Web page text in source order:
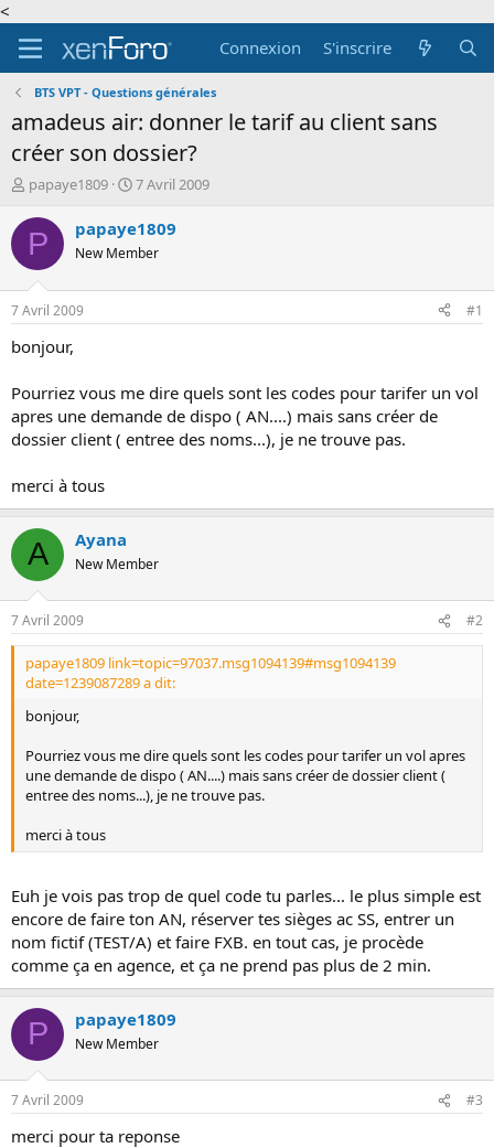
<
Connexion
S'inscrire
BTS VPT - Questions générales
amadeus air: donner le tarif au client sans
créer son dossier?
A
t
e
r
e
l
i
s
c
s
o
n
papaye1809
D
t
e
d
é
7 Avril 2009
P papaye1809
New Member
7 Avril 2009 #1
bonjour,
Pourriez vous me dire quels sont les codes pour tarifer un vol
apres une demande de dispo ( AN....) mais sans créer de
dossier client ( entree des noms...), je ne trouve pas.
merci à tous
A Ayana
New Member
7 Avril 2009 #2
papaye1809 link=topic=97037.msg1094139#msg1094139
date=1239087289 a dit:
bonjour,
Pourriez vous me dire quels sont les codes pour tarifer un vol apres
une demande de dispo ( AN....) mais sans créer de dossier client (
entree des noms...), je ne trouve pas.
merci à tous
Euh je vois pas trop de quel code tu parles... le plus simple est
encore de faire ton AN, réserver tes sièges ac SS, entrer un
nom fictif (TEST/A) et faire FXB. en tout cas, je procède
comme ça en agence, et ça ne prend pas plus de 2 min.
P papaye1809
New Member
7 Avril 2009 #3
merci pour ta reponse